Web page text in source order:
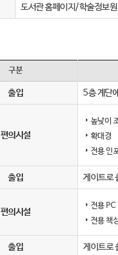
도서관 홈페이지/학술정보
구분
출입 5층 계단
편의시설
높낮이
확대경
전용 인
출입 게이트로
편의시설
전용 PC
전용 책
출입 게이트로